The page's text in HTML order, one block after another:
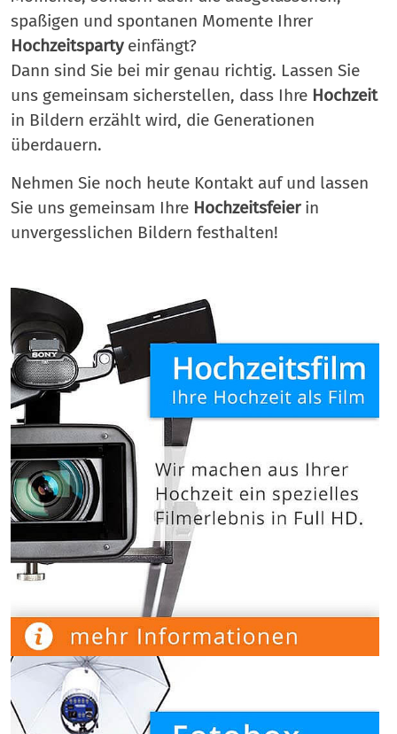
spaßigen und spontanen Momente Ihrer
Hochzeitspartyeinfängt?
Dann sind Sie bei mir genau richtig. Lassen Sie
uns gemeinsam sicherstellen, dass Ihre Hochzeit
in Bildern erzählt wird, die Generationen
überdauern.
Nehmen Sie noch heute Kontakt auf und lassen
Sie uns gemeinsam Ihre Hochzeitsfeierin
unvergesslichen Bildern festhalten!